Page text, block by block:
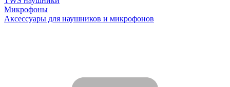
Микрофоны
Аксессуары для наушников и микрофонов